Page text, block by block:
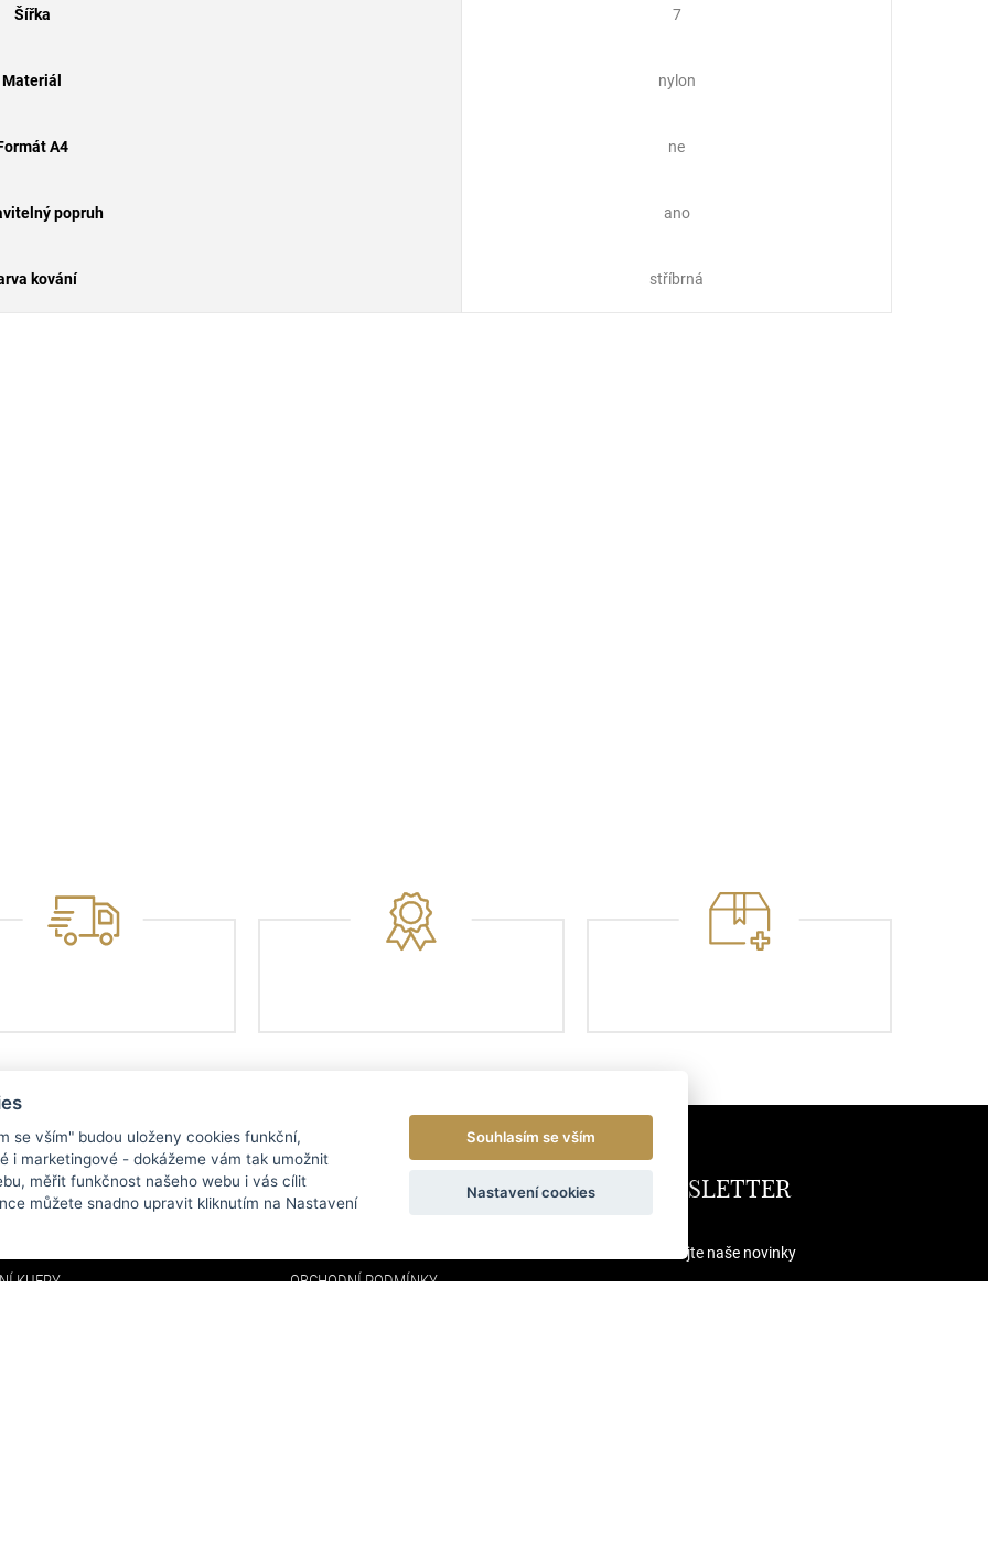
Šířka 7
Materiál nylon
A4 ne
popruh ano
kování stříbrná
KUFRY
MENU
OBCHODNÍ PODMÍNKY
NEWSLETTER
Odebírejte naše novinky
se vším" budou uloženy cookies funkční,
i marketingové - dokážeme vám tak umožnit
měřit funkčnost našeho webu i vás cílit
můžete snadno upravit kliknutím na Nastavení
Souhlasím se vším
Nastavení cookies